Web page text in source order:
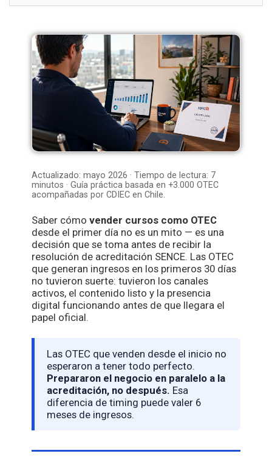
Actualizado: mayo 2026 · Tiempo de lectura: 7
minutos · Guía práctica basada en +3.000 OTEC
acompañadas por CDIEC en Chile.
Saber cómovender cursos como OTEC
desde el primer día no es un mito — es una
decisión que se toma antes de recibir la
resolución de acreditación SENCE. Las OTEC
que generan ingresos en los primeros 30 días
no tuvieron suerte: tuvieron los canales
activos, el contenido listo y la presencia
digital funcionando antes de que llegara el
papel oficial.
Las OTEC que venden desde el inicio no
esperaron a tener todo perfecto.
Prepararon el negocio en paralelo a la
acreditación, no después. Esa
diferencia de timing puede valer 6
meses de ingresos.